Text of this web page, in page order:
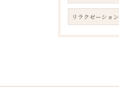
リラクゼーション